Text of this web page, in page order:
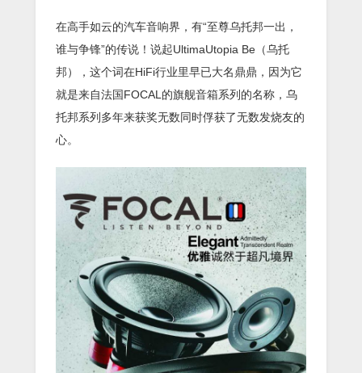
在高手如云的汽车音响界，有“至尊乌托邦一出，
谁与争锋”的传说！说起UltimaUtopia Be（乌托
邦），这个词在HiFi行业里早已大名鼎鼎，因为它
就是来自法国FOCAL的旗舰音箱系列的名称，乌
托邦系列多年来获奖无数同时俘获了无数发烧友的
心。